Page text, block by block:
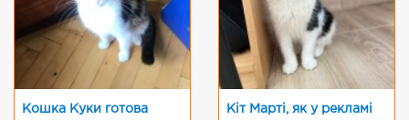
Кошка Куки готова Кіт Марті, як у рекламі